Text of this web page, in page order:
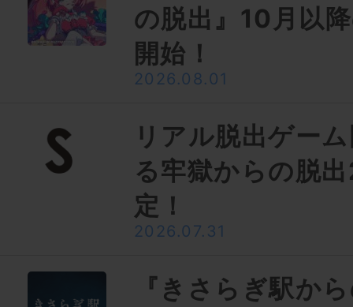
の脱出』10月以
開始！
2026.08.01
リアル脱出ゲー
る牢獄からの脱
定！
2026.07.31
『きさらぎ駅か